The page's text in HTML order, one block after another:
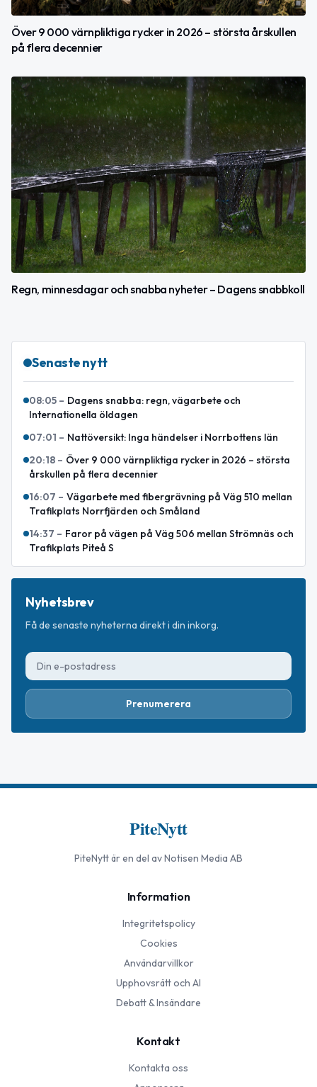
Över 9 000 värnpliktiga rycker in 2026 – största årskullen
på flera decennier
Regn, minnesdagar och snabba nyheter – Dagens snabbkoll
Senaste nytt
08:05 – Dagens snabba: regn, vägarbete och
Internationella öldagen
07:01 – Nattöversikt: Inga händelser i Norrbottens län
20:18 – Över 9 000 värnpliktiga rycker in 2026 – största
årskullen på flera decennier
16:07 – Vägarbete med fibergrävning på Väg 510 mellan
Trafikplats Norrfjärden och Småland
14:37 – Faror på vägen på Väg 506 mellan Strömnäs och
Trafikplats Piteå S
Nyhetsbrev
Få de senaste nyheterna direkt i din inkorg.
Prenumerera
PiteNytt
PiteNyttär en del av Notisen Media AB
Information
Integritetspolicy
Cookies
Användarvillkor
Upphovsrätt och AI
Debatt & Insändare
Kontakt
Kontakta oss